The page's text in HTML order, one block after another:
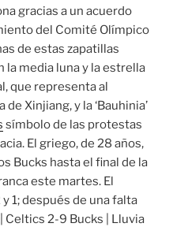
gracias a un acuerdo
del Comité Olímpico
de estas zapatillas
la media luna y la estrella
que representa al
Xinjiang, y la ‘Bauhinia’
símbolo de las protestas
El griego, de 28 años,
Bucks hasta el final de la
este martes. El
1; después de una falta
Celtics 2-9 Bucks | Lluvia